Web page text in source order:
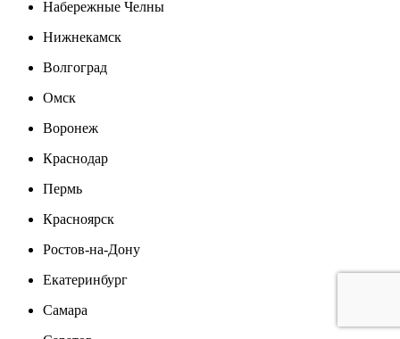
Набережные Челны
Нижнекамск
Волгоград
Омск
Воронеж
Краснодар
Пермь
Красноярск
Ростов-на-Дону
Екатеринбург
Самара